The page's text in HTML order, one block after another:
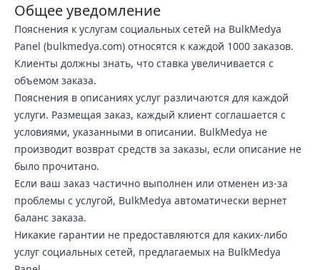
Общее уведомление
Пояснения к услугам социальных сетей на BulkMedya
Panel (bulkmedya.com) относятся к каждой 1000 заказов.
Клиенты должны знать, что ставка увеличивается с
объемом заказа.
Пояснения в описаниях услуг различаются для каждой
услуги. Размещая заказ, каждый клиент соглашается с
условиями, указанными в описании. BulkMedya не
производит возврат средств за заказы, если описание не
было прочитано.
Если ваш заказ частично выполнен или отменен из-за
проблемы с услугой, BulkMedya автоматически вернет
баланс заказа.
Никакие гарантии не предоставляются для каких-либо
услуг социальных сетей, предлагаемых на BulkMedya